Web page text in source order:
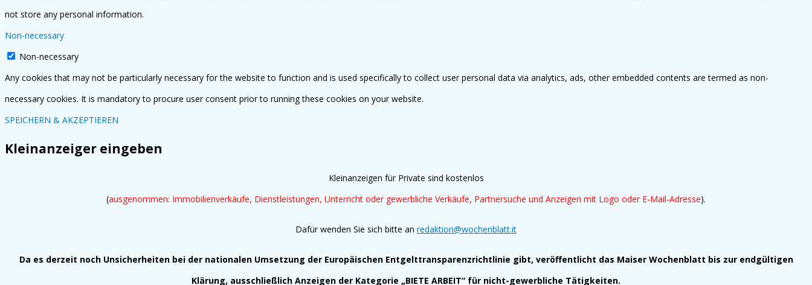
not store any personal information.
Non-necessary
Non-necessary
Any cookies that may not be particularly necessary for the website to function and is used specifically to collect user personal data via analytics, ads, other embedded contents are termed as non-
necessary cookies. It is mandatory to procure user consent prior to running these cookies on your website.
SPEICHERN & AKZEPTIEREN
Kleinanzeiger eingeben
Kleinanzeigen für Private sind kostenlos
(ausgenommen: Immobilienverkäufe, Dienstleistungen, Unterricht oder gewerbliche Verkäufe, Partnersuche und Anzeigen mit Logo oder E-Mail-Adresse).
Dafür wenden Sie sich bitte an redaktion@wochenblatt.it
Da es derzeit noch Unsicherheiten bei der nationalen Umsetzung der Europäischen Entgelttransparenzrichtlinie gibt, veröffentlicht das Maiser Wochenblatt bis zur endgültigen
Klärung, ausschließlich Anzeigen der Kategorie „BIETE ARBEIT“ für nicht-gewerbliche Tätigkeiten.